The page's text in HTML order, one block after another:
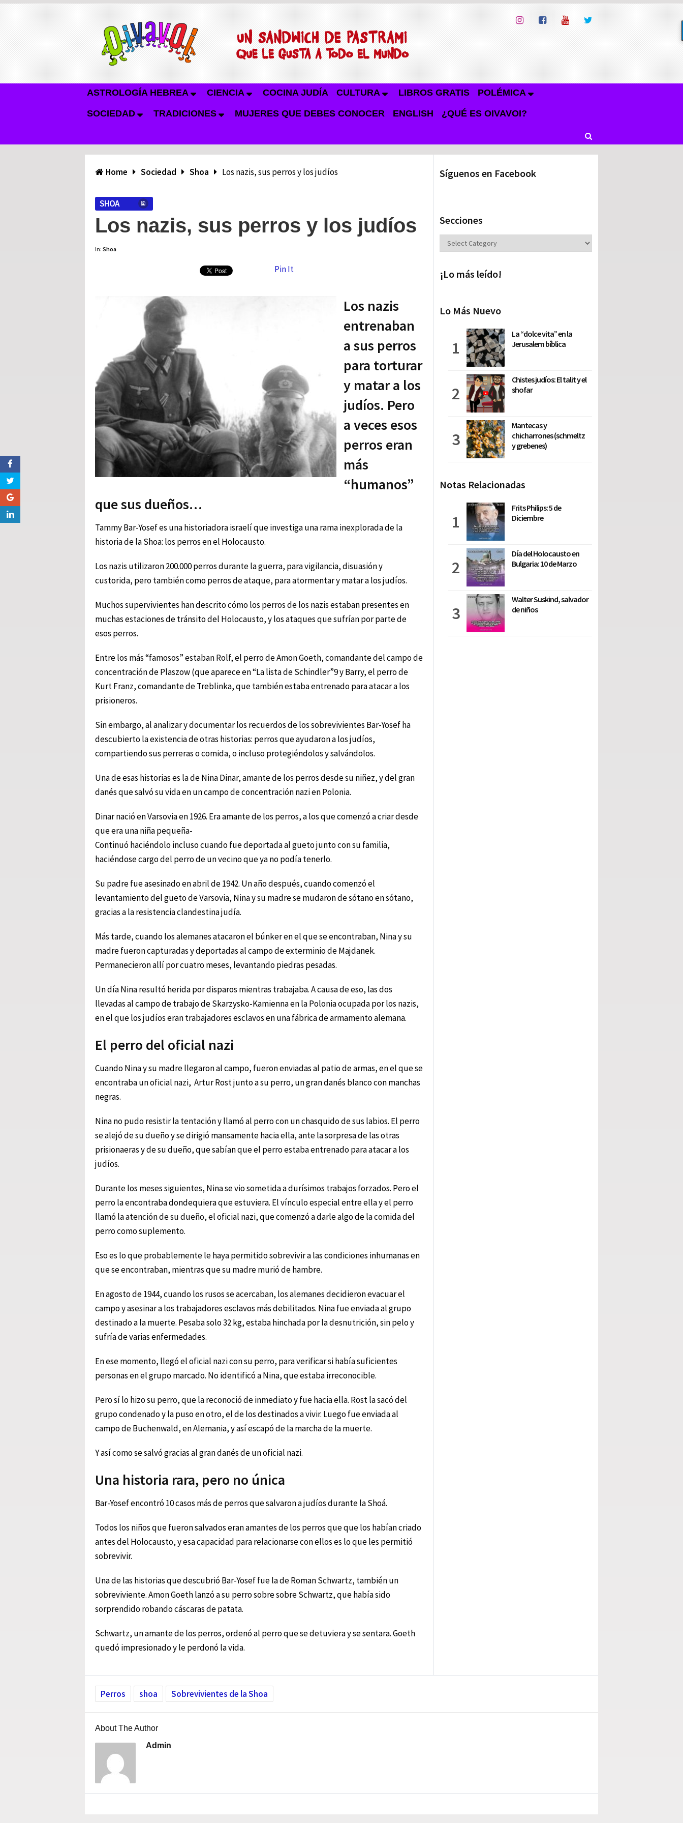
ASTROLOGÍA HEBREA CIENCIA COCINA JUDÍA CULTURA LIBROS GRATIS POLÉMICA
SOCIEDAD TRADICIONES MUJERES QUE DEBES CONOCER ENGLISH ¿QUÉ ES OIVAVOI?
Home Sociedad Shoa Los nazis, sus perros y los judíos
SHOA
Los nazis, sus perros y los judíos
In: Shoa
Pin It
Los nazis
entrenaban
a sus perros
para torturar
y matar a los
judíos. Pero
a veces esos
perros eran
más
“humanos”
que sus dueños…
Tammy Bar-Yosef es una historiadora israelí que investiga una rama inexplorada de la
historia de la Shoa: los perros en el Holocausto.
Los nazis utilizaron 200.000 perros durante la guerra, para vigilancia, disuasión y
custorida, pero también como perros de ataque, para atormentar y matar a los judíos.
Muchos supervivientes han descrito cómo los perros de los nazis estaban presentes en
muchas estaciones de tránsito del Holocausto, y los ataques que sufrían por parte de
esos perros.
Entre los más “famosos” estaban Rolf, el perro de Amon Goeth, comandante del campo de
concentración de Plaszow (que aparece en “La lista de Schindler”9 y Barry, el perro de
Kurt Franz, comandante de Treblinka, que también estaba entrenado para atacar a los
prisioneros.
Sin embargo, al analizar y documentar los recuerdos de los sobrevivientes Bar-Yosef ha
descubierto la existencia de otras historias: perros que ayudaron a los judíos,
compartiendo sus perreras o comida, o incluso protegiéndolos y salvándolos.
Una de esas historias es la de Nina Dinar, amante de los perros desde su niñez, y del gran
danés que salvó su vida en un campo de concentración nazi en Polonia.
Dinar nació en Varsovia en 1926. Era amante de los perros, a los que comenzó a criar desde
que era una niña pequeña-
Continuó haciéndolo incluso cuando fue deportada al gueto junto con su familia,
haciéndose cargo del perro de un vecino que ya no podía tenerlo.
Su padre fue asesinado en abril de 1942. Un año después, cuando comenzó el
levantamiento del gueto de Varsovia, Nina y su madre se mudaron de sótano en sótano,
gracias a la resistencia clandestina judía.
Más tarde, cuando los alemanes atacaron el búnker en el que se encontraban, Nina y su
madre fueron capturadas y deportadas al campo de exterminio de Majdanek.
Permanecieron allí por cuatro meses, levantando piedras pesadas.
Un día Nina resultó herida por disparos mientras trabajaba. A causa de eso, las dos
llevadas al campo de trabajo de Skarzysko-Kamienna en la Polonia ocupada por los nazis,
en el que los judíos eran trabajadores esclavos en una fábrica de armamento alemana.
El perro del oficial nazi
Cuando Nina y su madre llegaron al campo, fueron enviadas al patio de armas, en el que se
encontraba un oficial nazi, Artur Rost junto a su perro, un gran danés blanco con manchas
negras.
Nina no pudo resistir la tentación y llamó al perro con un chasquido de sus labios. El perro
se alejó de su dueño y se dirigió mansamente hacia ella, ante la sorpresa de las otras
prisionaeras y de su dueño, que sabían que el perro estaba entrenado para atacar a los
judíos.
Durante los meses siguientes, Nina se vio sometida a durísimos trabajos forzados. Pero el
perro la encontraba dondequiera que estuviera. El vínculo especial entre ella y el perro
llamó la atención de su dueño, el oficial nazi, que comenzó a darle algo de la comida del
perro como suplemento.
Eso es lo que probablemente le haya permitido sobrevivir a las condiciones inhumanas en
que se encontraban, mientras que su madre murió de hambre.
En agosto de 1944, cuando los rusos se acercaban, los alemanes decidieron evacuar el
campo y asesinar a los trabajadores esclavos más debilitados. Nina fue enviada al grupo
destinado a la muerte. Pesaba solo 32 kg, estaba hinchada por la desnutrición, sin pelo y
sufría de varias enfermedades.
En ese momento, llegó el oficial nazi con su perro, para verificar si había suficientes
personas en el grupo marcado. No identificó a Nina, que estaba irreconocible.
Pero sí lo hizo su perro, que la reconoció de inmediato y fue hacia ella. Rost la sacó del
grupo condenado y la puso en otro, el de los destinados a vivir. Luego fue enviada al
campo de Buchenwald, en Alemania, y así escapó de la marcha de la muerte.
Y así como se salvó gracias al gran danés de un oficial nazi.
Una historia rara, pero no única
Bar-Yosef encontró 10 casos más de perros que salvaron a judíos durante la Shoá.
Todos los niños que fueron salvados eran amantes de los perros que que los habían criado
antes del Holocausto, y esa capacidad para relacionarse con ellos es lo que les permitió
sobrevivir.
Una de las historias que descubrió Bar-Yosef fue la de Roman Schwartz, también un
sobreviviente. Amon Goeth lanzó a su perro sobre sobre Schwartz, que había sido
sorprendido robando cáscaras de patata.
Schwartz, un amante de los perros, ordenó al perro que se detuviera y se sentara. Goeth
quedó impresionado y le perdonó la vida.
Síguenos en Facebook
Secciones
Secciones
¡Lo más leído!
Lo Más Nuevo
La “dolce vita” en la
Jerusalem bíblica
Chistes judíos: El talit y el
shofar
Mantecas y
chicharrones (schmeltz
y grebenes)
Notas Relacionadas
Frits Philips: 5 de
Diciembre
Día del Holocausto en
Bulgaria: 10 de Marzo
Walter Suskind, salvador
de niños
Perros shoa Sobrevivientes de la Shoa
About The Author
Admin